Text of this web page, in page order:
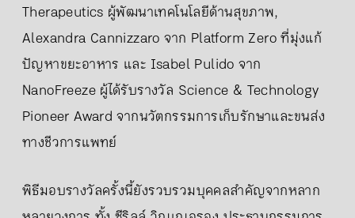
Therapeutics ผู้พัฒนาเทคโนโลยีด้านสุขภาพ,
Alexandra Cannizzaro จาก Platform Zero ที่มุ่งแก้
ปัญหาขยะอาหาร และ Isabel Pulido จาก
NanoFreeze ผู้ได้รับรางวัล Science & Technology
Pioneer Award จากนวัตกรรมการเก็บรักษาและขนส่ง
ทางชีวการแพทย์
พิธีมอบรางวัลครั้งนี้ยังรวบรวมบุคคลสำคัญจากหลาก